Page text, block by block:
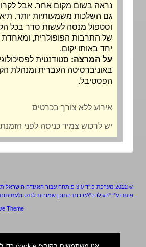
נראה בשום מקום אחר. אבל לקרוסאובר
גם השלכות משמעותיות יותר. תיאוריית
וסטפול מנסה לעשות סדר בכל
של התרבות
יחד באותו יקום.
על המרצה:סטודנטית לפסיכולוגיה
באוניברסיטה העברית ומנהלת הקופות
הפסטיבל.
אירוע ללא צורך בכרטיס
יש לרכוש צמיד כניסה לפני הזמנת
מערכת כו"ד 3.0 פותחה עבור האגודה הישראלית
"הגילדה"//זכויות התוכן שמורות לכנס ולעמותות המארגנות
Responsive Theme